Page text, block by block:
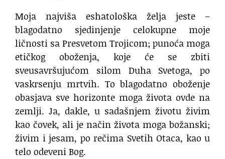
Moja najviša eshatološka želja jeste –
blagodatno sjedinjenje celokupne moje
ličnosti sa Presvetom Trojicom; punoća moga
etičkog oboženja, koje će se zbiti
sveusavršujućom silom Duha Svetoga, po
vaskrsenju mrtvih. To blagodatno oboženje
obasjava sve horizonte moga života ovde na
zemlji. Ja, dakle, u sadašnjem životu živim
kao čovek, ali je način života moga božanski;
živim i jesam, po rečima Svetih Otaca, kao u
telo odeveni Bog.